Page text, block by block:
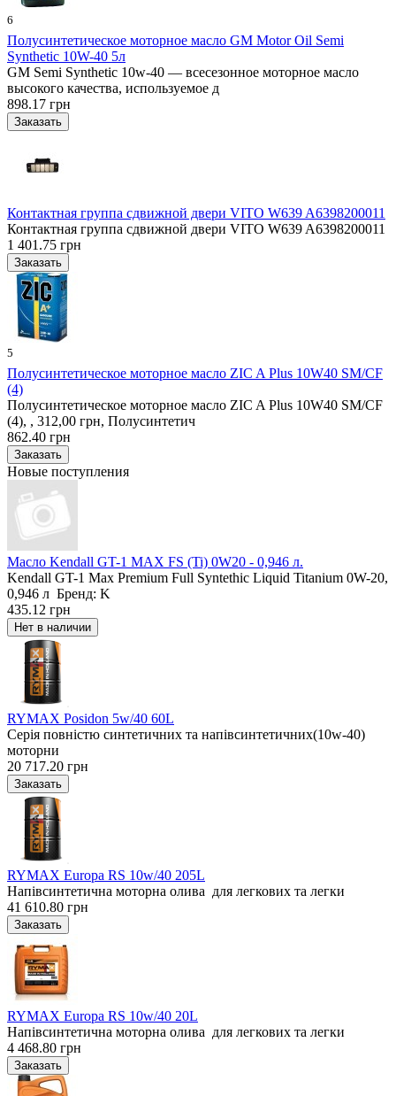
6
Полусинтетическое моторное масло GM Motor Oil Semi
Synthetic 10W-40 5л
GM Semi Synthetic 10w-40 — всесезонное моторное масло
высокого качества, используемое д
898.17 грн
Контактная группа сдвижной двери VITO W639 A6398200011
Контактная группа сдвижной двери VITO W639 A6398200011
1 401.75 грн
5
Полусинтетическое моторное масло ZIC A Plus 10W40 SM/CF
(4)
Полусинтетическое моторное масло ZIC A Plus 10W40 SM/CF
(4), , 312,00 грн, Полусинтетич
862.40 грн
Новые поступления
Масло Kendall GT-1 MAX FS (Ti) 0W20 - 0,946 л.
Kendall GT-1 Max Premium Full Syntethic Liquid Titanium 0W-20,
0,946 л Бренд: K
435.12 грн
RYMAX Posidon 5w/40 60L
Серія повністю синтетичних та напівсинтетичних(10w-40)
моторни
20 717.20 грн
RYMAX Europa RS 10w/40 205L
Напівсинтетична моторна олива для легкових та легки
41 610.80 грн
RYMAX Europa RS 10w/40 20L
Напівсинтетична моторна олива для легкових та легки
4 468.80 грн